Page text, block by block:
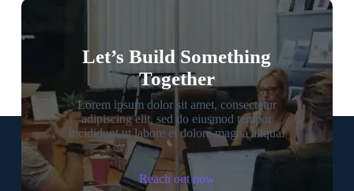
Let’s Build Something
Together
Lorem ipsum dolor sit amet, consectetur
adipiscing elit, sed do eiusmod tempor
incididunt ut labore et dolore magna aliqua.
Reach out now